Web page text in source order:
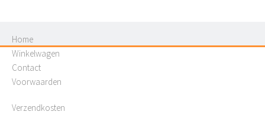
Home
Winkelwagen
Contact
Voorwaarden
Verzendkosten